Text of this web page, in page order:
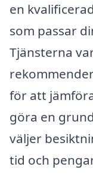
en
som passar
Tjänsterna
för att
göra en
väljer
tid och